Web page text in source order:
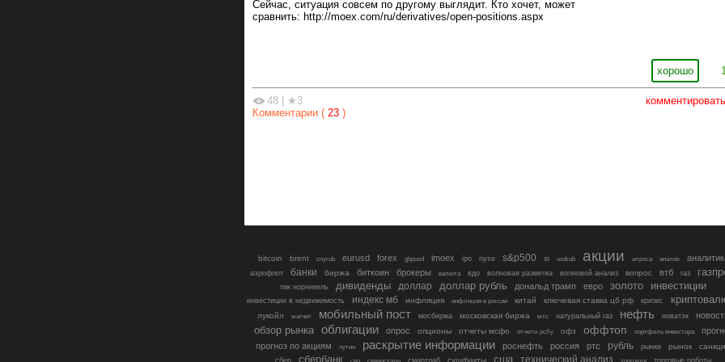
Сейчас, ситуация совсем по другому выглядит. Кто хочет, может
сравнить: http://moex.com/ru/derivatives/open-positions.aspx
хорошо
комментировать
48
★3
Комментарии ( 23 )
bitcoin brent cnyrub eurusd forex gbpusd imoex ipo nyse s&p500 si usdrub акции алроса анализ
аэрофлот банки биржа биткоин брокеры валюта вдо волновая разметка волновой анализ вопрос втб газ
гмк норникель дивиденды доллар доллар рубль дональд трамп евро золото инвестиции
инвестиции в недвижимость индекс мб инфляция инфляция в россии китай ключевая ставка цб рф кризис
лукойл магнит мобильный пост мосбиржа московская биржа мтс натуральный газ нефть новатэк
обзор рынка облигации опрос опционы отчеты мсфо отчеты рсбу офз оффтоп портфель инвестора
прогноз по акциям
путин раскрытие информации роснефть россия ртс рубль рынки рынок
сбер сбербанк сво северсталь смартлаб сущфакты сша технический анализ торговля торговые роботы